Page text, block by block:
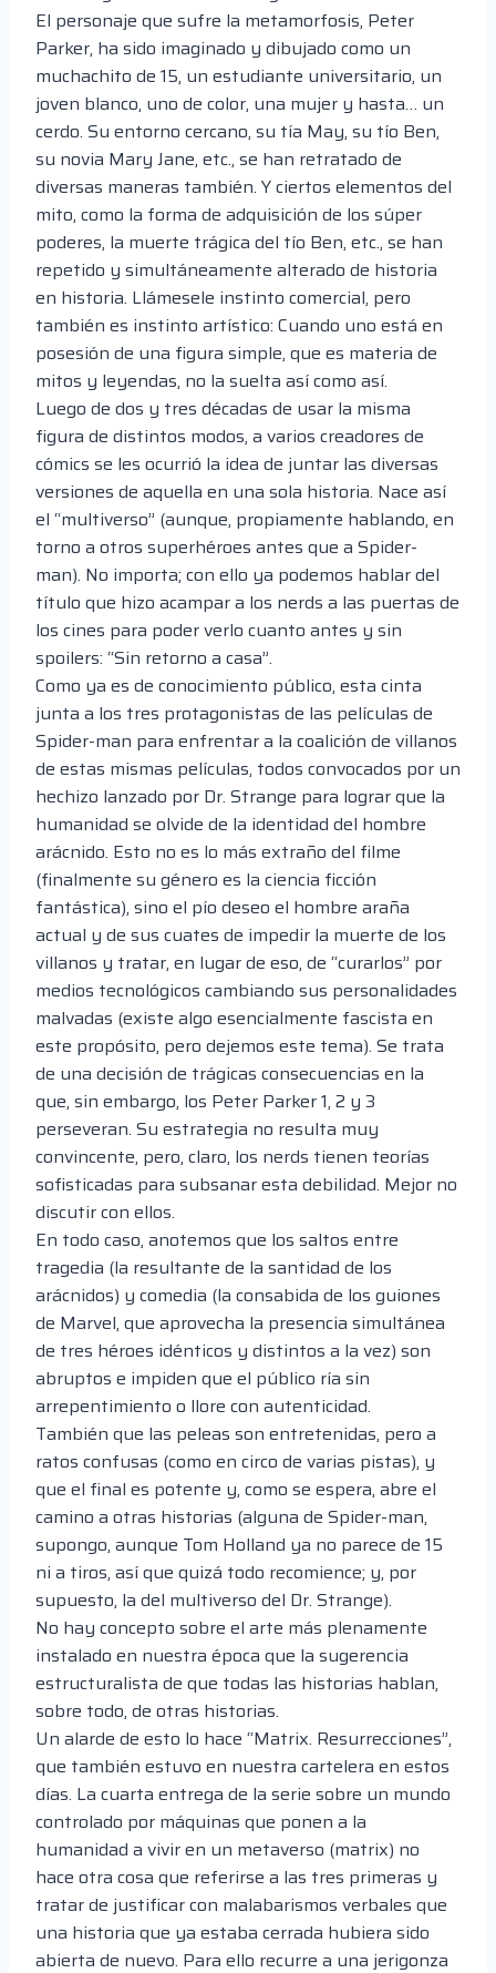
El personaje que sufre la metamorfosis, Peter
Parker, ha sido imaginado y dibujado como un
muchachito de 15, un estudiante universitario, un
joven blanco, uno de color, una mujer y hasta… un
cerdo. Su entorno cercano, su tía May, su tío Ben,
su novia Mary Jane, etc., se han retratado de
diversas maneras también. Y ciertos elementos del
mito, como la forma de adquisición de los súper
poderes, la muerte trágica del tío Ben, etc., se han
repetido y simultáneamente alterado de historia
en historia. Llámesele instinto comercial, pero
también es instinto artístico: Cuando uno está en
posesión de una figura simple, que es materia de
mitos y leyendas, no la suelta así como así.
Luego de dos y tres décadas de usar la misma
figura de distintos modos, a varios creadores de
cómics se les ocurrió la idea de juntar las diversas
versiones de aquella en una sola historia. Nace así
el “multiverso” (aunque, propiamente hablando, en
torno a otros superhéroes antes que a Spider-
man). No importa; con ello ya podemos hablar del
título que hizo acampar a los nerds a las puertas de
los cines para poder verlo cuanto antes y sin
spoilers: “Sin retorno a casa”.
Como ya es de conocimiento público, esta cinta
junta a los tres protagonistas de las películas de
Spider-man para enfrentar a la coalición de villanos
de estas mismas películas, todos convocados por un
hechizo lanzado por Dr. Strange para lograr que la
humanidad se olvide de la identidad del hombre
arácnido. Esto no es lo más extraño del filme
(finalmente su género es la ciencia ficción
fantástica), sino el pío deseo el hombre araña
actual y de sus cuates de impedir la muerte de los
villanos y tratar, en lugar de eso, de “curarlos” por
medios tecnológicos cambiando sus personalidades
malvadas (existe algo esencialmente fascista en
este propósito, pero dejemos este tema). Se trata
de una decisión de trágicas consecuencias en la
que, sin embargo, los Peter Parker 1, 2 y 3
perseveran. Su estrategia no resulta muy
convincente, pero, claro, los nerds tienen teorías
sofisticadas para subsanar esta debilidad. Mejor no
discutir con ellos.
En todo caso, anotemos que los saltos entre
tragedia (la resultante de la santidad de los
arácnidos) y comedia (la consabida de los guiones
de Marvel, que aprovecha la presencia simultánea
de tres héroes idénticos y distintos a la vez) son
abruptos e impiden que el público ría sin
arrepentimiento o llore con autenticidad.
También que las peleas son entretenidas, pero a
ratos confusas (como en circo de varias pistas), y
que el final es potente y, como se espera, abre el
camino a otras historias (alguna de Spider-man,
supongo, aunque Tom Holland ya no parece de 15
ni a tiros, así que quizá todo recomience; y, por
supuesto, la del multiverso del Dr. Strange).
No hay concepto sobre el arte más plenamente
instalado en nuestra época que la sugerencia
estructuralista de que todas las historias hablan,
sobre todo, de otras historias.
Un alarde de esto lo hace “Matrix. Resurrecciones”,
que también estuvo en nuestra cartelera en estos
días. La cuarta entrega de la serie sobre un mundo
controlado por máquinas que ponen a la
humanidad a vivir en un metaverso (matrix) no
hace otra cosa que referirse a las tres primeras y
tratar de justificar con malabarismos verbales que
una historia que ya estaba cerrada hubiera sido
abierta de nuevo. Para ello recurre a una jerigonza